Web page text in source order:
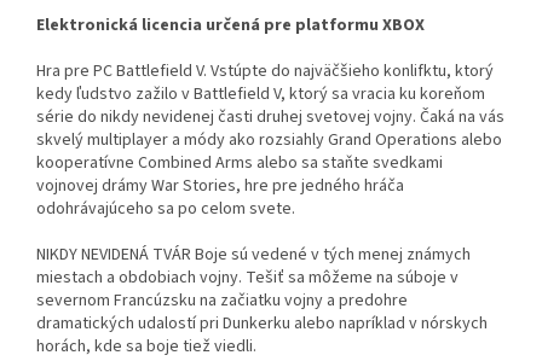
Elektronická licencia určená pre platformu XBOX
Hra pre PC Battlefield V. Vstúpte do najväčšieho konlifktu, ktorý
kedy ľudstvo zažilo v Battlefield V, ktorý sa vracia ku koreňom
série do nikdy nevidenej časti druhej svetovej vojny. Čaká na vás
skvelý multiplayer a módy ako rozsiahly Grand Operations alebo
kooperatívne Combined Arms alebo sa staňte svedkami
vojnovej drámy War Stories, hre pre jedného hráča
odohrávajúceho sa po celom svete.
NIKDY NEVIDENÁ TVÁR Boje sú vedené v tých menej známych
miestach a obdobiach vojny. Tešiť sa môžeme na súboje v
severnom Francúzsku na začiatku vojny a predohre
dramatických udalostí pri Dunkerku alebo napríklad v nórskych
horách, kde sa boje tiež viedli.